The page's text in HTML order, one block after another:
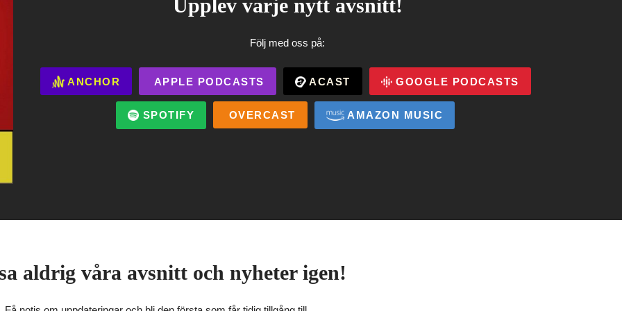
Upplev varje nytt avsnitt!
Följ med oss på:
ANCHOR APPLE PODCASTS ACAST GOOGLE PODCASTS
SPOTIFY OVERCAST AMAZON MUSIC
aldrig våra avsnitt och nyheter igen!